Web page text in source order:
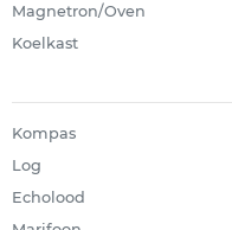
Magnetron/Oven
Koelkast
Kompas
Log
Echolood